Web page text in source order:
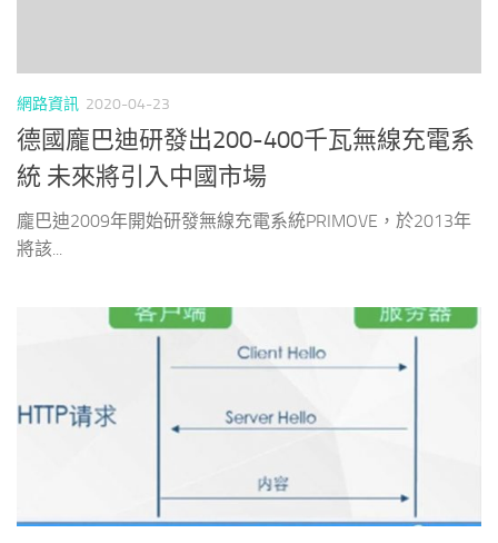
網路資訊 2020-04-23
德國龐巴迪研發出200-400千瓦無線充電系
統 未來將引入中國市場
龐巴迪2009年開始研發無線充電系統PRIMOVE，於2013年
將該...